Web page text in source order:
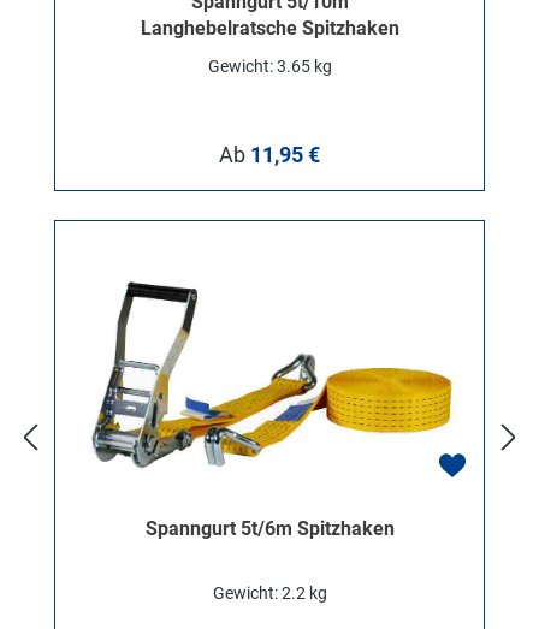
Langhebelratsche Spitzhaken
Gewicht: 3.65 kg
Regulärer Preis:
Ab 11,95 €
Spanngurt 5t/6m Spitzhaken
Gewicht: 2.2 kg